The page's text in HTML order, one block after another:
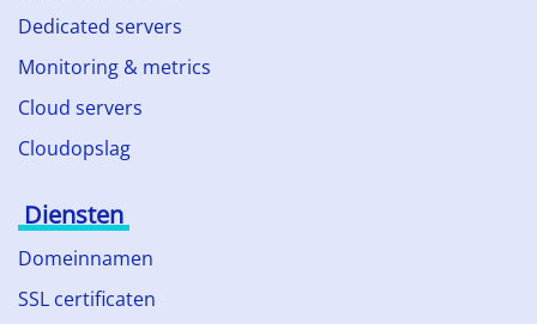
Dedicated servers
Monitoring & metrics
Cloud servers
Cloudopslag
Diensten
Domeinnamen
SSL certificaten